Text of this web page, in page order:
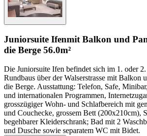
Juniorsuite Ifenmit Balkon und
die Berge 56.0m²
Die Juniorsuite Ifen befindet sich im 1. oder 2.
Rundbaus über der Walserstrasse mit Balkon
die Berge. Ausstattung: Telefon, Safe,
und internationalen Programmen,
grosszügiger Wohn- und Schlafbereich mit
und Couchecke, grossem Bett (200x210cm),
begehbarer Kleiderschrank; Bad mit 2
und Dusche sowie separatem WC mit Bidet.